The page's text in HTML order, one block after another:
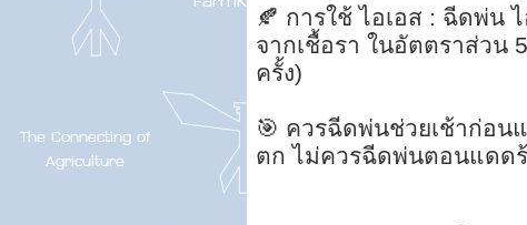
🍂 การใช้ ไอเอส : ฉีดพ่น
จากเชื้อรา ในอัตตราส่วน
ครั้ง)
🎯 ควรฉีดพ่นช่วยเช้าก่อน
ตก ไม่ควรฉีดพ่นตอนแดด